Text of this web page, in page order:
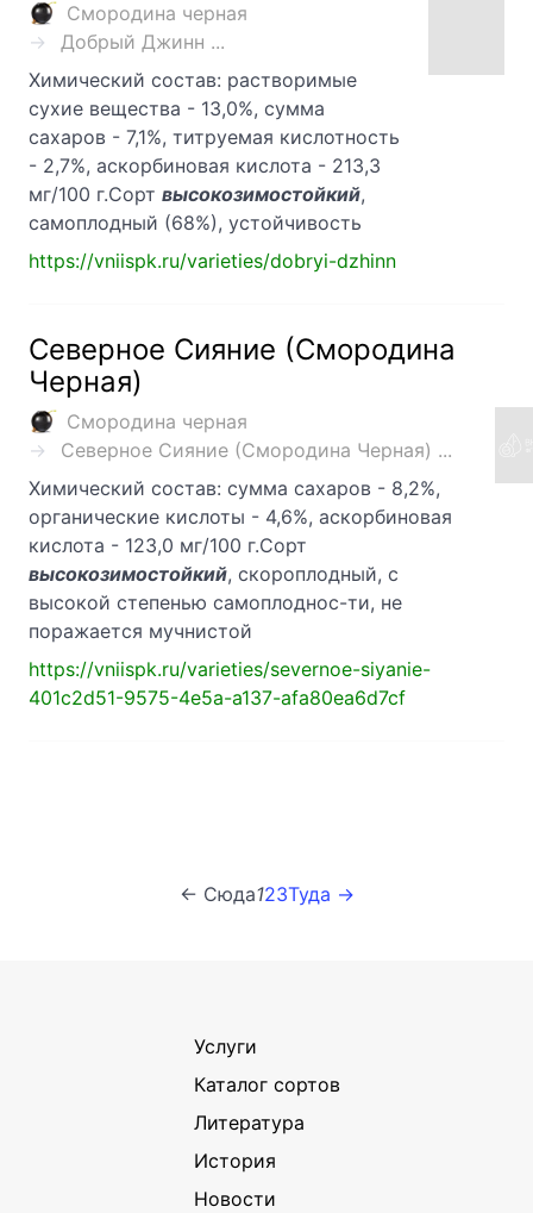
Смородина черная
Добрый Джинн ...
Химический состав: растворимые
сухие вещества - 13,0%, сумма
сахаров - 7,1%, титруемая кислотность
- 2,7%, аскорбиновая кислота - 213,3
мг/100 г.Сорт высокозимостойкий,
самоплодный (68%), устойчивость
https://vniispk.ru/varieties/dobryi-dzhinn
Северное Сияние (Смородина
Черная)
Смородина черная
Северное Сияние (Смородина Черная) ...
Химический состав: сумма сахаров - 8,2%,
органические кислоты - 4,6%, аскорбиновая
кислота - 123,0 мг/100 г.Сорт
высокозимостойкий, скороплодный, с
высокой степенью самоплоднос-ти, не
поражается мучнистой
https://vniispk.ru/varieties/severnoe-siyanie-
401c2d51-9575-4e5a-a137-afa80ea6d7cf
← Сюда123Туда →
Услуги
Каталог сортов
Литература
История
Новости